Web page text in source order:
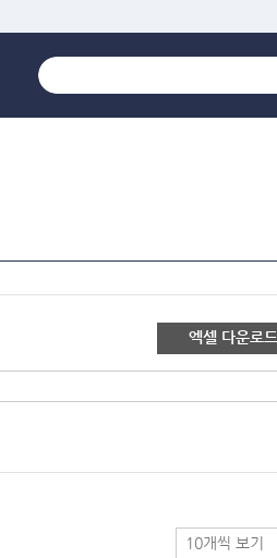
엑셀 다운로드